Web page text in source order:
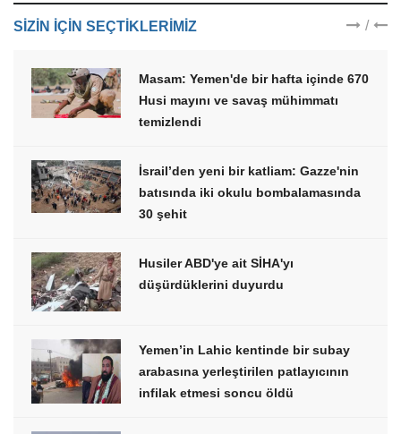
SIZIN IÇIN SEÇTIKLERIMIZ /
Masam: Yemen'de bir hafta içinde 670
Husi mayını ve savaş mühimmatı
temizlendi
İsrail’den yeni bir katliam: Gazze'nin
batısında iki okulu bombalamasında
30 şehit
Husiler ABD'ye ait SİHA'yı
düşürdüklerini duyurdu
Yemen’in Lahic kentinde bir subay
arabasına yerleştirilen patlayıcının
infilak etmesi soncu öldü